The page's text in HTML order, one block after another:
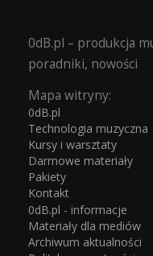
0dB.pl – produkcja
poradniki, nowości
Mapa witryny:
0dB.pl
Technologia muzyczna
Kursy i warsztaty
Darmowe materiały
Pakiety
Kontakt
0dB.pl - informacje
Materiały dla mediów
Archiwum aktualności